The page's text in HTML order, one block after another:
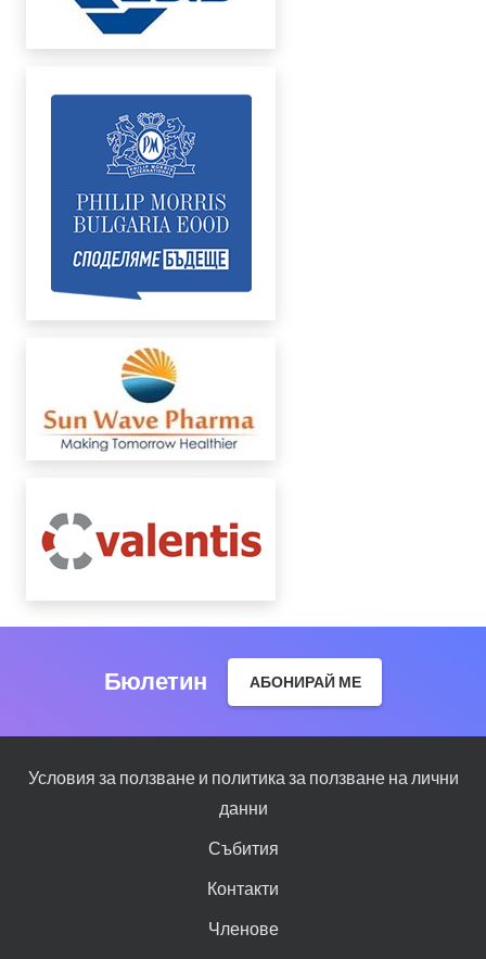
Бюлетин АБОНИРАЙ МЕ
Условия за ползване и политика за ползване на лични
данни
Събития
Контакти
Членове